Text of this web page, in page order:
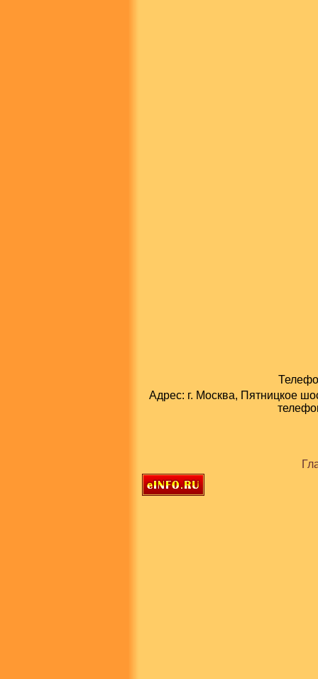
Адрес: г. Москва, Пятницкое